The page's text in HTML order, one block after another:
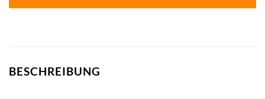
BESCHREIBUNG